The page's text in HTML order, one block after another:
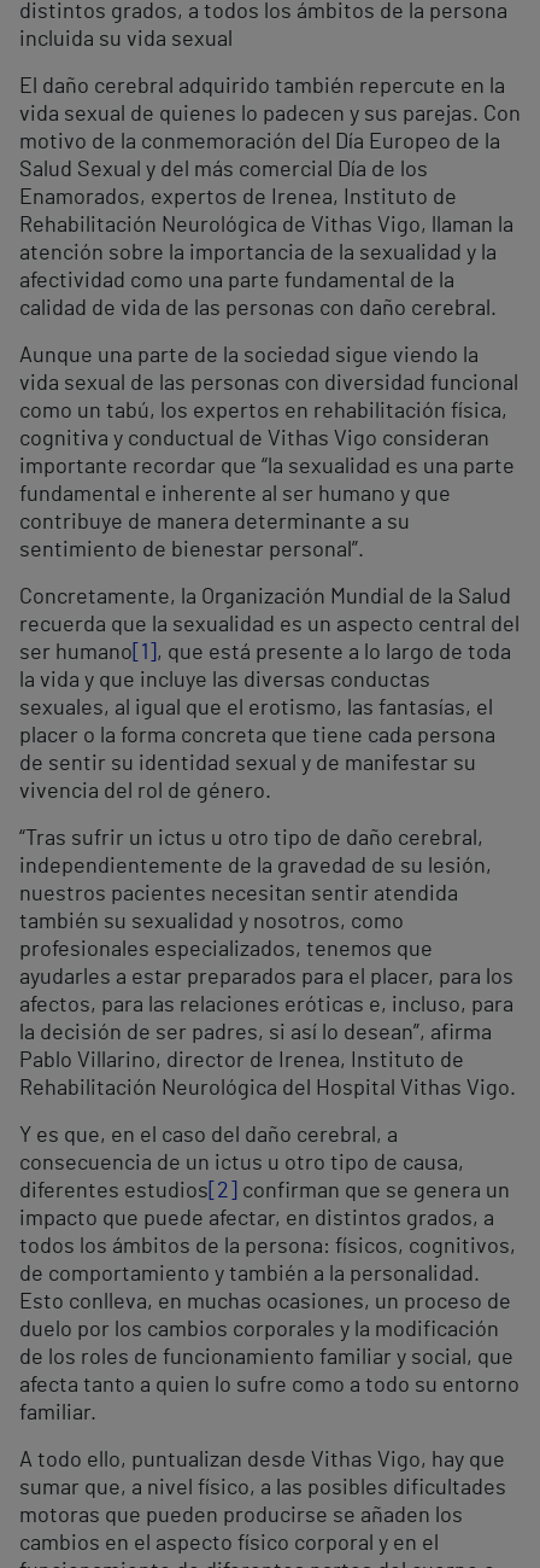
distintos grados, a todos los ámbitos de la persona
incluida su vida sexual
El daño cerebral adquirido también repercute en la
vida sexual de quienes lo padecen y sus parejas. Con
motivo de la conmemoración del Día Europeo de la
Salud Sexual y del más comercial Día de los
Enamorados, expertos de Irenea, Instituto de
Rehabilitación Neurológica de Vithas Vigo, llaman la
atención sobre la importancia de la sexualidad y la
afectividad como una parte fundamental de la
calidad de vida de las personas con daño cerebral.
Aunque una parte de la sociedad sigue viendo la
vida sexual de las personas con diversidad funcional
como un tabú, los expertos en rehabilitación física,
cognitiva y conductual de Vithas Vigo consideran
importante recordar que “la sexualidad es una parte
fundamental e inherente al ser humano y que
contribuye de manera determinante a su
sentimiento de bienestar personal”.
Concretamente, la Organización Mundial de la Salud
recuerda que la sexualidad es un aspecto central del
ser humano [1] , que está presente a lo largo de toda
la vida y que incluye las diversas conductas
sexuales, al igual que el erotismo, las fantasías, el
placer o la forma concreta que tiene cada persona
de sentir su identidad sexual y de manifestar su
vivencia del rol de género.
“Tras sufrir un ictus u otro tipo de daño cerebral,
independientemente de la gravedad de su lesión,
nuestros pacientes necesitan sentir atendida
también su sexualidad y nosotros, como
profesionales especializados, tenemos que
ayudarles a estar preparados para el placer, para los
afectos, para las relaciones eróticas e, incluso, para
la decisión de ser padres, si así lo desean”, afirma
Pablo Villarino, director de Irenea, Instituto de
Rehabilitación Neurológica del Hospital Vithas Vigo.
Y es que, en el caso del daño cerebral, a
consecuencia de un ictus u otro tipo de causa,
diferentes estudios [2]
confirman que se genera un
impacto que puede afectar, en distintos grados, a
todos los ámbitos de la persona: físicos, cognitivos,
de comportamiento y también a la personalidad.
Esto conlleva, en muchas ocasiones, un proceso de
duelo por los cambios corporales y la modificación
de los roles de funcionamiento familiar y social, que
afecta tanto a quien lo sufre como a todo su entorno
familiar.
A todo ello, puntualizan desde Vithas Vigo, hay que
sumar que, a nivel físico, a las posibles dificultades
motoras que pueden producirse se añaden los
cambios en el aspecto físico corporal y en el